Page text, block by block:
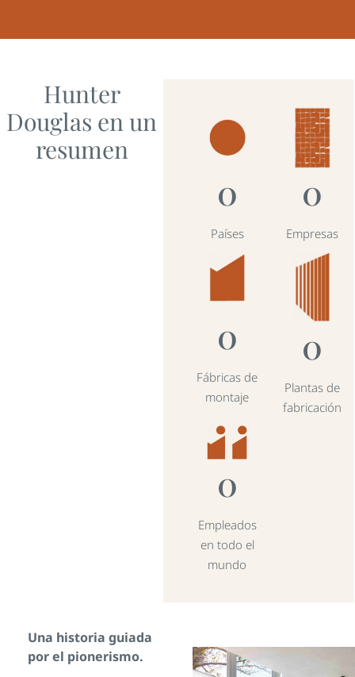
Hunter
Douglas en un
resumen
Países
0
Empresas
0
Fábricas de
montaje
0
Plantas de
fabricación
0
Empleados
en todo el
mundo
0
Una historia guiada
por el pionerismo.